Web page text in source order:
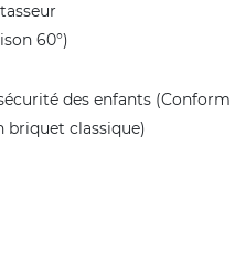
60°)
des enfants (Conform
briquet classique)